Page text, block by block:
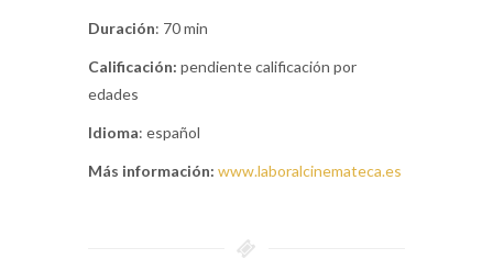
Duración: 70 min
Calificación: pendiente calificación por
edades
Idioma: español
Más información: www.laboralcinemateca.es